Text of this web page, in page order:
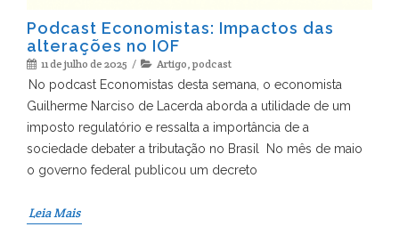
Podcast Economistas: Impactos das
alterações no IOF
11 de julho de 2025 Artigo, podcast
No podcast Economistas desta semana, o economista
Guilherme Narciso de Lacerda aborda a utilidade de um
imposto regulatório e ressalta a importância de a
sociedade debater a tributação no Brasil No mês de maio
o governo federal publicou um decreto
Leia Mais